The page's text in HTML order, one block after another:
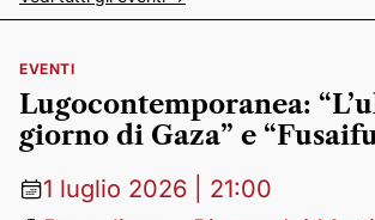
EVENTI
Lugocontemporanea:
giorno di Gaza” e
1 luglio 2026 | 21:00